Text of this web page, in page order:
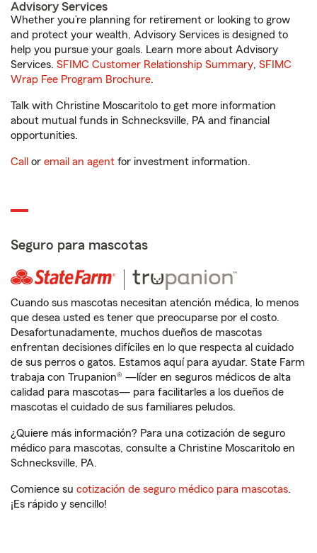
Advisory Services
Whether you’re planning for retirement or looking to grow
and protect your wealth, Advisory Services is designed to
help you pursue your goals. Learn more about Advisory
Services. SFIMC Customer Relationship Summary, SFIMC
Wrap Fee Program Brochure.
Talk with Christine Moscaritolo to get more information
about mutual funds in Schnecksville, PA and financial
opportunities.
Call or email an agent for investment information.
Seguro para mascotas
Cuando sus mascotas necesitan atención médica, lo menos
que desea usted es tener que preocuparse por el costo.
Desafortunadamente, muchos dueños de mascotas
enfrentan decisiones difíciles en lo que respecta al cuidado
de sus perros o gatos. Estamos aquí para ayudar. State Farm
trabaja con Trupanion® —líder en seguros médicos de alta
calidad para mascotas— para facilitarles a los dueños de
mascotas el cuidado de sus familiares peludos.
¿Quiere más información? Para una cotización de seguro
médico para mascotas, consulte a Christine Moscaritolo en
Schnecksville, PA.
Comience su cotización de seguro médico para mascotas.
¡Es rápido y sencillo!